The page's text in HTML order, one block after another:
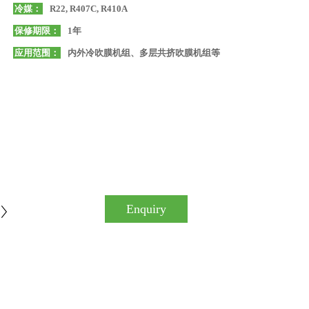
冷媒： R22, R407C, R410A
保修期限： 1年
应用范围： 内外冷吹膜机组、多层共挤吹膜机组等
Enquiry